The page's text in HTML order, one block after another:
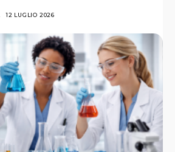
12 LUGLIO 2026